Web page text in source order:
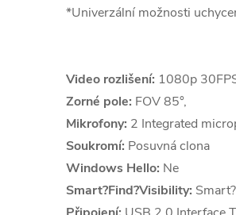
*Univerzální možnosti
Video rozlišení: 1080p
Zorné pole: FOV 85°,
Mikrofony: 2 Integrated
Soukromí: Posuvná clona
Windows Hello: Ne
Smart?Find?Visibility: